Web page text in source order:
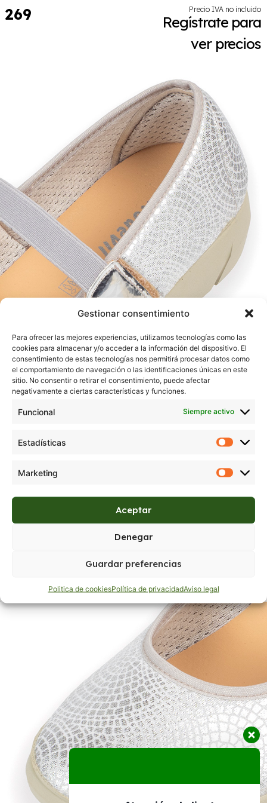
Gestionar consentimiento
Para ofrecer las mejores experiencias, utilizamos tecnologías como las
cookies para almacenar y/o acceder a la información del dispositivo. El
consentimiento de estas tecnologías nos permitirá procesar datos como
el comportamiento de navegación o las identificaciones únicas en este
sitio. No consentir o retirar el consentimiento, puede afectar
negativamente a ciertas características y funciones.
Funcional Siempre activo
Estadísticas
Marketing
Aceptar
Denegar
Guardar preferencias
Politica de cookiesPolítica de privacidadAviso legal
269 Precio IVA no incluido
Regístrate para
ver precios